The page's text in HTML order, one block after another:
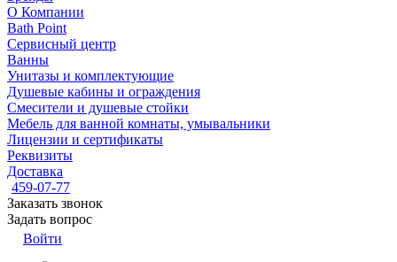
О Компании
Bath Point
Сервисный центр
Ванны
Унитазы и комплектующие
Душевые кабины и ограждения
Смесители и душевые стойки
Мебель для ванной комнаты, умывальники
Лицензии и сертификаты
Реквизиты
Доставка
459-07-77
Заказать звонок
Задать вопрос
Войти